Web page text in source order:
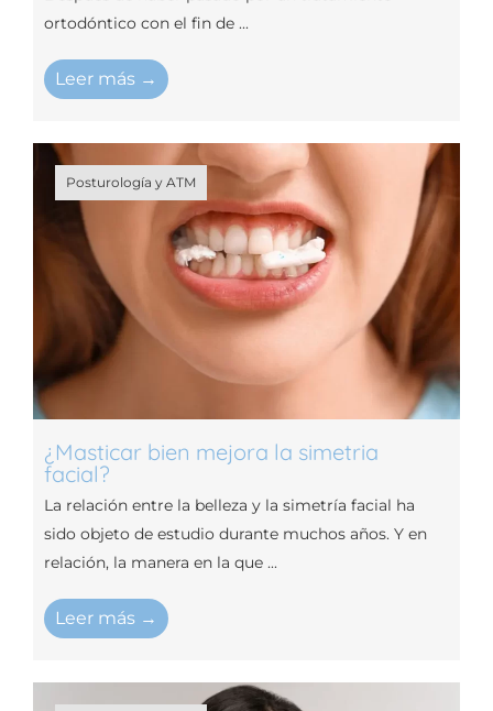
ortodóntico con el fin de ...
Leer más →
Posturología y ATM
¿Masticar bien mejora la simetria
facial?
La relación entre la belleza y la simetría facial ha
sido objeto de estudio durante muchos años. Y en
relación, la manera en la que ...
Leer más →